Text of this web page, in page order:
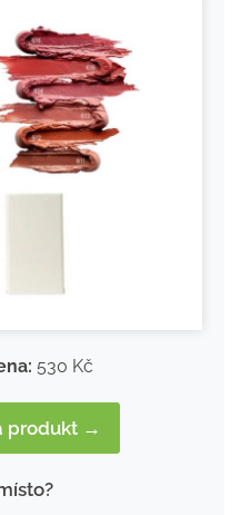
530 Kč
produkt →